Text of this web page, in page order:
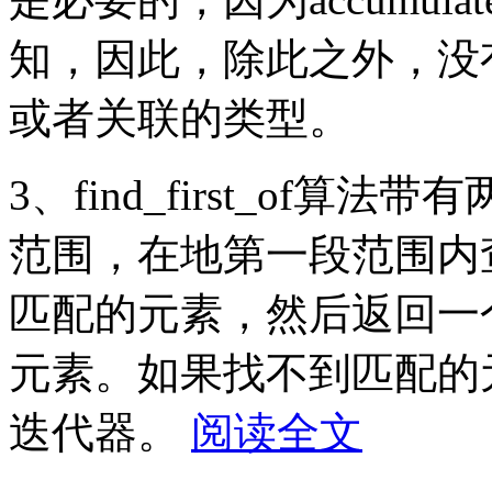
知，因此，除此之外，
或者关联的类型。
3、find_first_of算法带有
范围，在地第一段范围
匹配的元素，然后返回
元素。如果找不到匹配
迭代器。 阅读全文